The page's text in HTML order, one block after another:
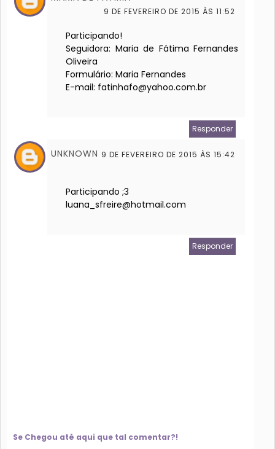
9 DE FEVEREIRO DE 2015 ÀS 11:52
Participando!
Seguidora: Maria de Fátima Fernandes
Oliveira
Formulário: Maria Fernandes
E-mail: fatinhafo@yahoo.com.br
Responder
UNKNOWN 9 DE FEVEREIRO DE 2015 ÀS 15:42
Participando ;3
luana_sfreire@hotmail.com
Responder
Se Chegou até aqui que tal comentar?!